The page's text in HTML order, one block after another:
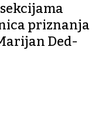
priznanja
Ded-